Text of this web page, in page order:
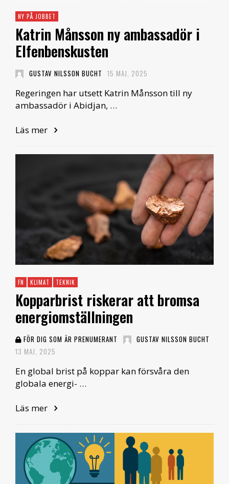
NY PÅ JOBBET
Katrin Månsson ny ambassadör i
Elfenbenskusten
GUSTAV NILSSON BUCHT 15 MAJ, 2025
Regeringen har utsett Katrin Månsson till ny
ambassadör i Abidjan, …
Läs mer
FN KLIMAT TEKNIK
Kopparbrist riskerar att bromsa
energiomställningen
FÖR DIG SOM ÄR PRENUMERANT
GUSTAV NILSSON BUCHT
13 MAJ, 2025
En global brist på koppar kan försvåra den
globala energi- …
Läs mer